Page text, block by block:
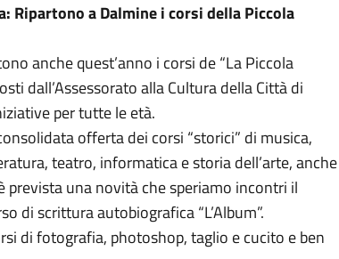
Ripartono a Dalmine i corsi della Piccola
anche quest’anno i corsi de “La Piccola
dall’Assessorato alla Cultura della Città di
per tutte le età.
offerta dei corsi “storici” di musica,
teatro, informatica e storia dell’arte, anche
prevista una novità che speriamo incontri il
di scrittura autobiografica “L’Album”.
di fotografia, photoshop, taglio e cucito e ben